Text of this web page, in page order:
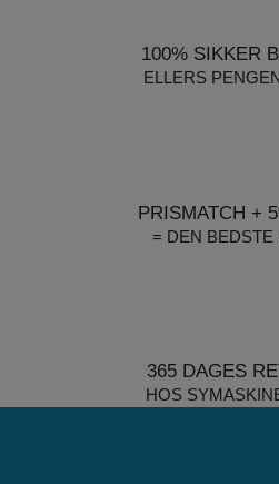
100% SIKKER
ELLERS
PRISMATCH +
= DEN BEDSTE
365 DAGES
HOS